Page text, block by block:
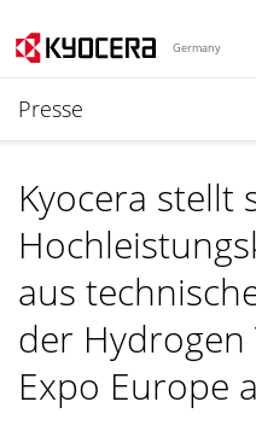
Germany
Presse
Kyocera stellt
aus
der Hydrogen
Expo Europe